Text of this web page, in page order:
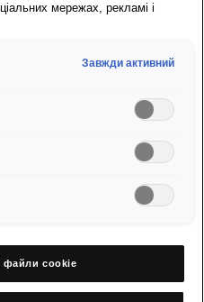
ГРМ:
мережах, рекламі і
Завжди активний
файли сookie